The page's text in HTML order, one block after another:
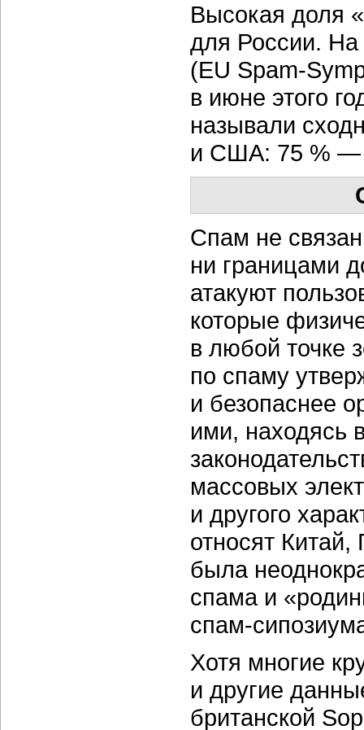
Высокая доля
для России.
(EU Spam-
в июне этого
называли
и США: 75 % —
Спам не
ни границами
атакуют
которые
в любой точке
по спаму
и безопаснее
ими, находясь
массовых
и другого
относят
была
спама и
спам-
Хотя многие
и другие
британской